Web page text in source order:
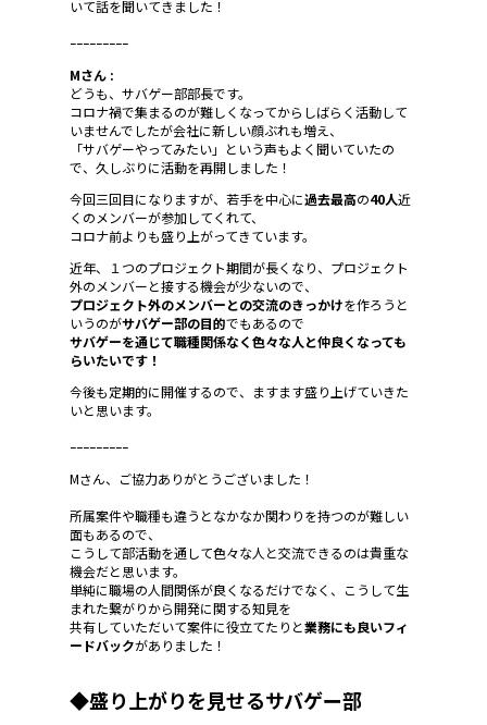
いて話を聞いてきました！
ｰｰｰｰｰｰｰｰｰ
Mさん :
どうも、サバゲー部部長です。
コロナ禍で集まるのが難しくなってからしばらく活動して
いませんでしたが会社に新しい顔ぶれも増え、
「サバゲーやってみたい」という声もよく聞いていたの
で、久しぶりに活動を再開しました！
今回三回目になりますが、若手を中心に過去最高の40人近
くのメンバーが参加してくれて、
コロナ前よりも盛り上がってきています。
近年、１つのプロジェクト期間が長くなり、プロジェクト
外のメンバーと接する機会が少ないので、
プロジェクト外のメンバーとの交流のきっかけを作ろうと
いうのがサバゲー部の目的でもあるので
サバゲーを通じて職種関係なく色々な人と仲良くなっても
らいたいです！
今後も定期的に開催するので、ますます盛り上げていきた
いと思います。
ｰｰｰｰｰｰｰｰｰ
Mさん、ご協力ありがとうございました！
所属案件や職種も違うとなかなか関わりを持つのが難しい
面もあるので、
こうして部活動を通して色々な人と交流できるのは貴重な
機会だと思います。
単純に職場の人間関係が良くなるだけでなく、こうして生
まれた繋がりから開発に関する知見を
共有していただいて案件に役立てたりと業務にも良いフィ
ードバックがありました！
◆盛り上がりを見せるサバゲー部